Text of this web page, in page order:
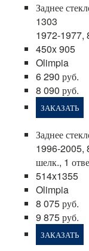
Заднее
1303
1972-1977,
450x 905
Olimpia
6 290 руб.
8 090 руб.
ЗАКАЗАТЬ
Заднее
1996-2005,
шелк., 1
514x1355
Olimpia
8 075 руб.
9 875 руб.
ЗАКАЗАТЬ